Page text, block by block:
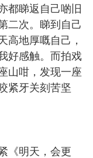
都睇返自己啲旧
二次。睇到自己
高地厚嘅自己，
好感触。而拍戏
山咁，发现一座
紧牙关刻苦坚
《明天，会更